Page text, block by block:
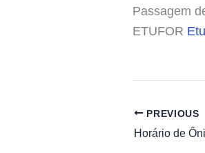
Passagem
ETUFOR
PREVIOUS
Horário de